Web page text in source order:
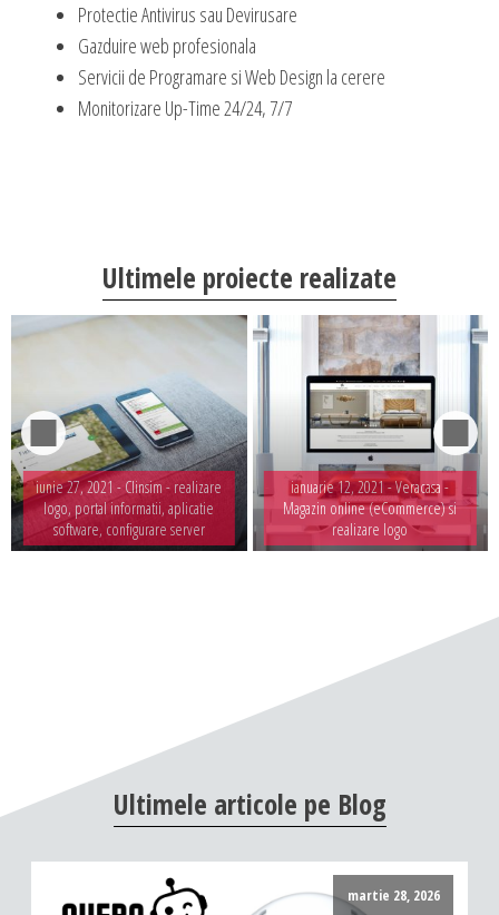
Identitate vizuala, imagine
Grafica publicitara
Grafica pentru print
Protectie Antivirus sau Devirusare
Gazduire web profesionala
Servicii de Programare si Web Design la cerere
Monitorizare Up-Time 24/24, 7/7
Ultimele proiecte realizate
iunie 27, 2021 - Clinsim - realizare
logo, portal informatii, aplicatie
software, configurare server
ianuarie 12, 2021 -Veracasa -
Magazin online (eCommerce) si
realizare logo
Ultimele articole pe Blog
martie 28, 2026